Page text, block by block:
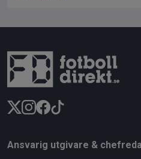
Ansvarig utgivare &